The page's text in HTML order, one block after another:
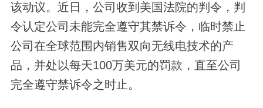
该动议。近日，公司收到美国法院的判令，判
令认定公司未能完全遵守其禁诉令，临时禁止
公司在全球范围内销售双向无线电技术的产
品，并处以每天100万美元的罚款，直至公司
完全遵守禁诉令之时止。